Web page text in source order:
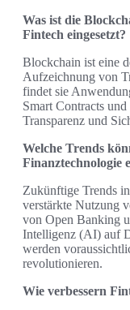
Was ist die
Fintech eingesetzt?
Blockchain ist eine
Aufzeichnung von
findet sie
Smart Contracts
Transparenz und
Welche Trends
Finanztechnologie
Zukünftige Trends
verstärkte Nutzung
von Open Banking
Intelligenz (AI) auf
werden
revolutionieren.
Wie verbessern